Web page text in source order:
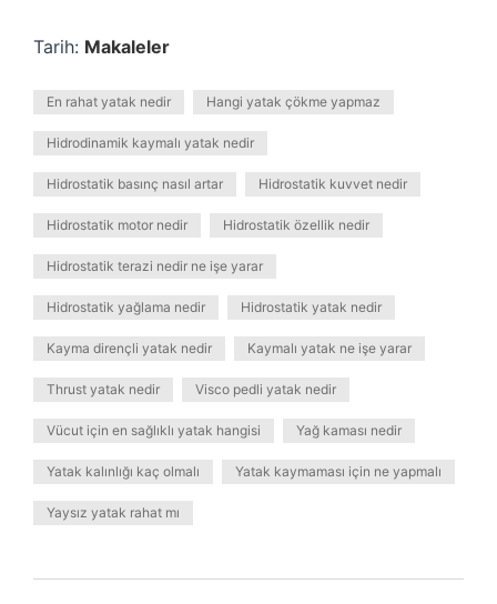
Tarih: Makaleler
En rahat yatak nedir Hangi yatak çökme yapmaz
Hidrodinamik kaymalı yatak nedir
Hidrostatik basınç nasıl artar Hidrostatik kuvvet nedir
Hidrostatik motor nedir Hidrostatik özellik nedir
Hidrostatik terazi nedir ne işe yarar
Hidrostatik yağlama nedir Hidrostatik yatak nedir
Kayma dirençli yatak nedir Kaymalı yatak ne işe yarar
Thrust yatak nedir Visco pedli yatak nedir
Vücut için en sağlıklı yatak hangisi Yağ kaması nedir
Yatak kalınlığı kaç olmalı Yatak kaymaması için ne yapmalı
Yaysız yatak rahat mı